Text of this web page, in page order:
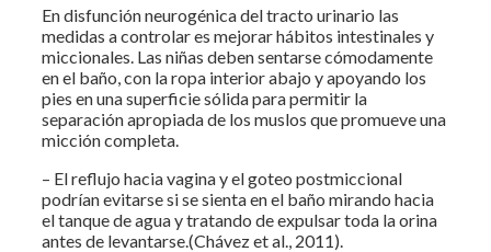
En disfunción neurogénica del tracto urinario las
medidas a controlar es mejorar hábitos intestinales y
miccionales. Las niñas deben sentarse cómodamente
en el baño, con la ropa interior abajo y apoyando los
pies en una superficie sólida para permitir la
separación apropiada de los muslos que promueve una
micción completa.
– El reflujo hacia vagina y el goteo postmiccional
podrían evitarse si se sienta en el baño mirando hacia
el tanque de agua y tratando de expulsar toda la orina
antes de levantarse.(Chávez et al., 2011).